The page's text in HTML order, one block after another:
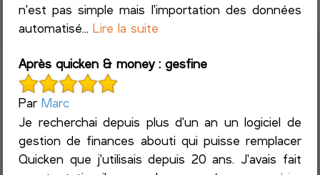
n'est pas simple mais l'importation des données
automatisé...Lire la suite
Après quicken & money : gesfine
ParMarc
Je recherchai depuis plus d'un an un logiciel de
gestion de finances abouti qui puisse remplacer
Quicken que j'utilisais depuis 20 ans. J'avais fait